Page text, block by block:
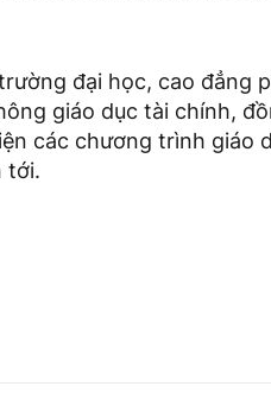
đại học, cao đẳng
giáo dục tài chính,
các chương trình giáo
tới.